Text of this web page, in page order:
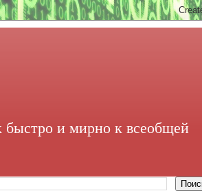
быстро и мирно к всеобщей